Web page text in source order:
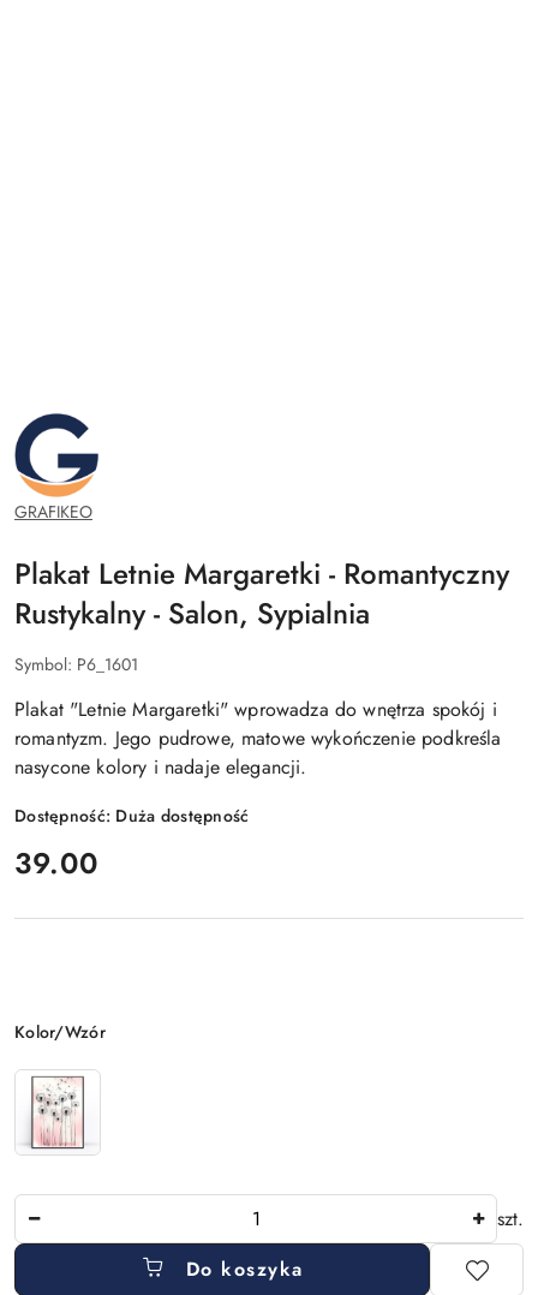
GRAFIKEO.PL
GRAFIKEO
Plakat Letnie Margaretki - Romantyczny
Rustykalny - Salon, Sypialnia
Symbol: P6_1601
Plakat "Letnie Margaretki" wprowadza do wnętrza spokój i
romantyzm. Jego pudrowe, matowe wykończenie podkreśla
nasycone kolory i nadaje elegancji.
Dostępność: Duża dostępność
cena:
39.00
Wariant
Kolor/Wzór
szt.
Do koszyka